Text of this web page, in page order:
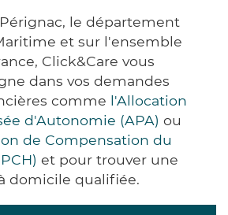
le département
et sur l'ensemble
Click&Care vous
dans vos demandes
comme l'Allocation
d'Autonomie (APA) ou
de Compensation du
et pour trouver une
domicile qualifiée.